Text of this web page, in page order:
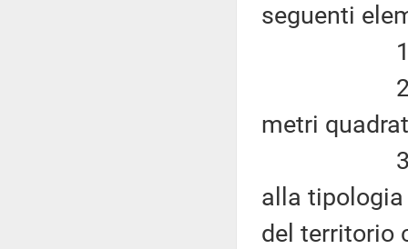
seguenti
1)
2) entità
metri
3)
alla
del territorio